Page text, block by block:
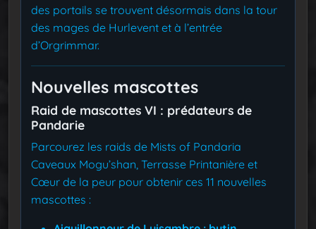
des portails se trouvent désormais dans la tour
des mages de Hurlevent et à l’entrée
d’Orgrimmar.
Nouvelles mascottes
Raid de mascottes VI : prédateurs de
Pandarie
Parcourez les raids de Mists of Pandaria
Caveaux Mogu’shan, Terrasse Printanière et
Cœur de la peur pour obtenir ces 11 nouvelles
mascottes :